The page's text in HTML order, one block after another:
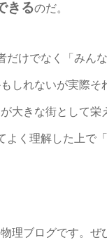
きるのだ。
けでなく「みんな
しれないが実際
大きな街として
く理解した上で
理ブログです。